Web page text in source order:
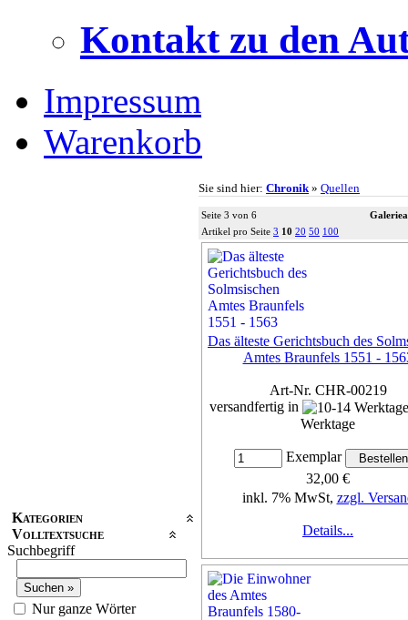
Kontakt zu den
Impressum
Warenkorb
Kategorien
Volltextsuche
Suchbegriff
Nur ganze Wörter
Sie sind hier: Chronik » Quellen
Seite 3 von 6
Artikel pro Seite 3 10 20 50 100
Das älteste Gerichtsbuch des
Amtes Braunfels 1551 -
Art-Nr. CHR-00219
versandfertig in
Werktage
Exemplar
32,00 €
inkl. 7% MwSt, zzgl.
Details...